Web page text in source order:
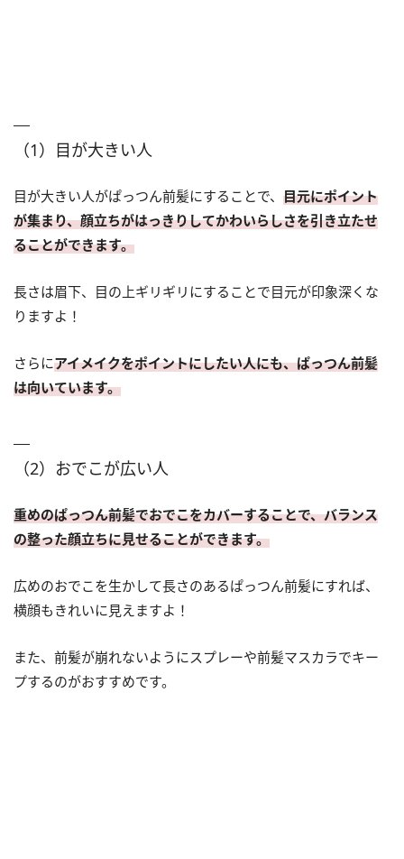
（1）目が大きい人
目が大きい人がぱっつん前髪にすることで、 目元にポイント
が集まり、顔立ちがはっきりしてかわいらしさを引き立たせ
ることができます。
長さは眉下、目の上ギリギリにすることで目元が印象深くな
りますよ！
さらにアイメイクをポイントにしたい人にも、ぱっつん前髪
は向いています。
（2）おでこが広い人
重めのぱっつん前髪でおでこをカバーすることで、バランス
の整った顔立ちに見せることができます。
広めのおでこを生かして長さのあるぱっつん前髪にすれば、
横顔もきれいに見えますよ！
また、前髪が崩れないようにスプレーや前髪マスカラでキー
プするのがおすすめです。